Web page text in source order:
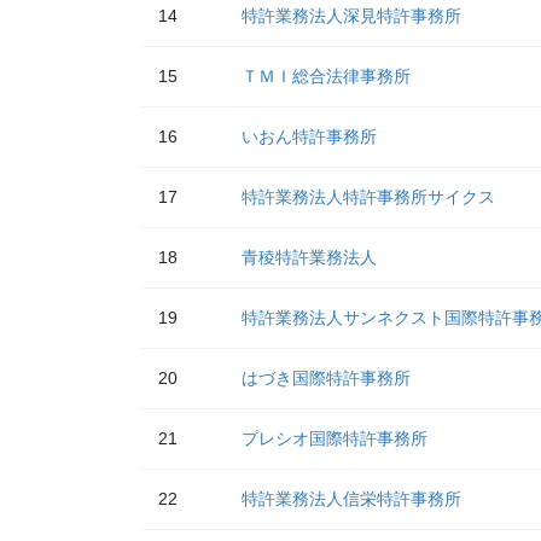
14 特許業務法人深見特許事務所
15 ＴＭＩ総合法律事務所
16 いおん特許事務所
17 特許業務法人特許事務所サイクス
18 青稜特許業務法人
19 特許業務法人サンネクスト国際特許事
20 はづき国際特許事務所
21 プレシオ国際特許事務所
22 特許業務法人信栄特許事務所